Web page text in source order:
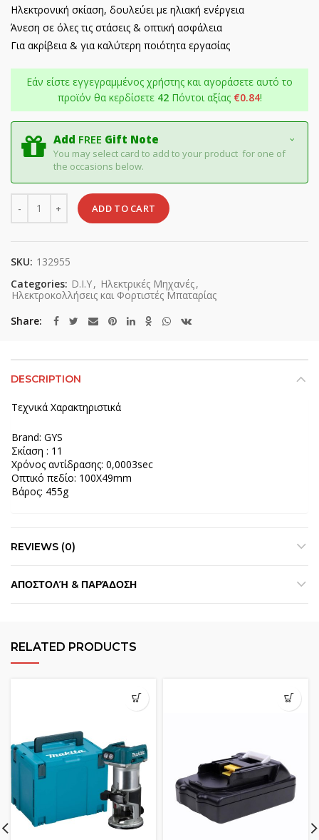
Ηλεκτρονική σκίαση, δουλεύει με ηλιακή ενέργεια
Άνεση σε όλες τις στάσεις & οπτική ασφάλεια
Για ακρίβεια & για καλύτερη ποιότητα εργασίας
Εάν είστε εγγεγραμμένος χρήστης και αγοράσετε αυτό το
προϊόν θα κερδίσετε 42Πόντοι αξίας €0.84!
Add FREE Gift Note
You may select card to add to your product for one of
the occasions below.
ADD TO CART
SKU: 132955
Categories: D.I.Y, Ηλεκτρικές Μηχανές,
Ηλεκτροκολλήσεις και Φορτιστές Μπαταρίας
Share
DESCRIPTION
Τεχνικά Χαρακτηριστικά
Brand: GYS
Σκίαση : 11
Χρόνος αντίδρασης: 0,0003sec
Οπτικό πεδίο: 100X49mm
Βάρος: 455g
REVIEWS (0)
ΑΠΟΣΤΟΛΉ & ΠΑΡΆΔΟΣΗ
RELATED PRODUCTS